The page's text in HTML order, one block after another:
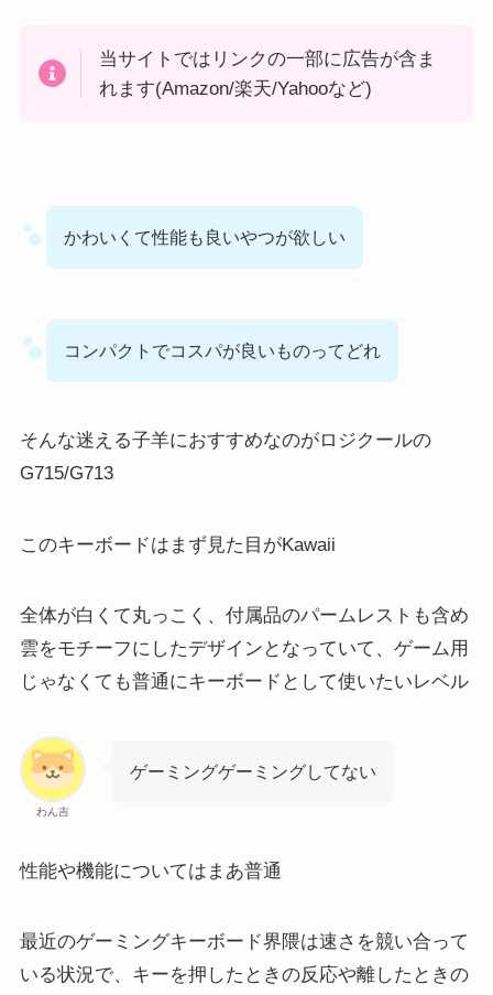
当サイトではリンクの一部に広告が含ま
れます(Amazon/楽天/Yahooなど)
かわいくて性能も良いやつが欲しい
コンパクトでコスパが良いものってどれ
そんな迷える子羊におすすめなのがロジクールの
G715/G713
このキーボードはまず見た目がKawaii
全体が白くて丸っこく、付属品のパームレストも含め
雲をモチーフにしたデザインとなっていて、ゲーム用
じゃなくても普通にキーボードとして使いたいレベル
わん吉
ゲーミングゲーミングしてない
性能や機能についてはまあ普通
最近のゲーミングキーボード界隈は速さを競い合って
いる状況で、キーを押したときの反応や離したときの